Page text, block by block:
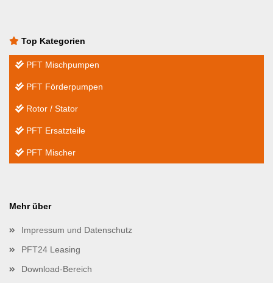
Top Kategorien
PFT Mischpumpen
PFT Förderpumpen
Rotor / Stator
PFT Ersatzteile
PFT Mischer
Mehr über
Impressum und Datenschutz
PFT24 Leasing
Download-Bereich